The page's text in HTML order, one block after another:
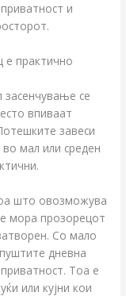
и
е практично
засенчување се
впиваат
завеси
мал или среден
што овозможува
мора прозорецот
Со мало
дневна
Тоа е
или кујни кои